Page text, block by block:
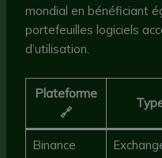
mondial en bénéficiant
portefeuilles logiciels
d’utilisation.
Plateforme
🔗
Binance